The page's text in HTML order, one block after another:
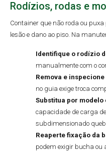
Rodízios, rodas e
Container que não roda ou
lesão e dano ao piso. Na
Identifique o rodízio
manualmente com o
Remova e inspecione
no guia exige troca
Substitua por modelo
capacidade de carga
subdimensionado
Reaperte fixação da
podem exigir bucha ou